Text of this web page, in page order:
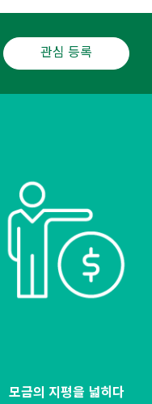
관심 등록
모금의 지평을 넓히다